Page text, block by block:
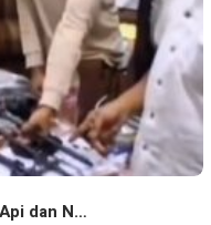
dan N…